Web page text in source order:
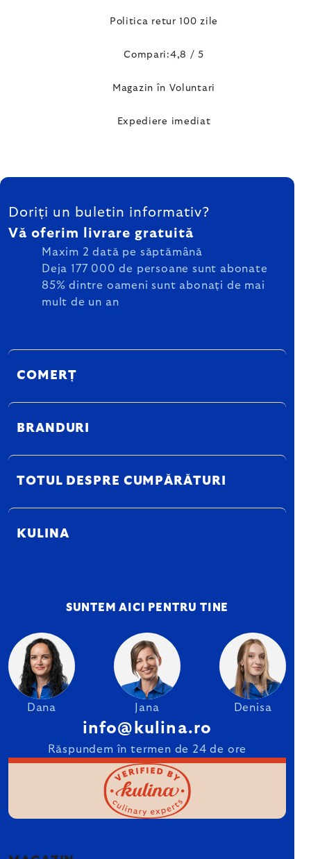
Politica retur 100 zile
Compari:4,8 / 5
Magazin în Voluntari
Expediere imediat
SUBSOL
Doriți un buletin informativ?
Vă oferim livrare gratuită
Maxim 2 dată pe săptămână
Deja 177 000 de persoane sunt abonate
85% dintre oameni sunt abonați de mai
mult de un an
COMERȚ
BRANDURI
TOTUL DESPRE CUMPĂRĂTURI
KULINA
SUNTEM AICI PENTRU TINE
Dana Jana Denisa
info@kulina.ro
Răspundem în termen de 24 de ore